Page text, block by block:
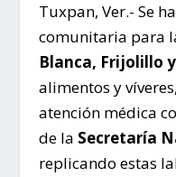
Tuxpan, Ver.- Se
comunitaria para
Blanca, Frijolillo
alimentos y
atención médica
de la Secretaría
replicando estas